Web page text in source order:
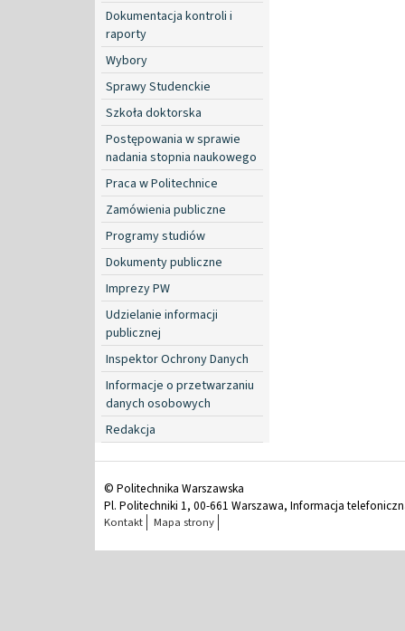
Dokumentacja kontroli i
raporty
Wybory
Sprawy Studenckie
Szkoła doktorska
Postępowania w sprawie
nadania stopnia naukowego
Praca w Politechnice
Zamówienia publiczne
Programy studiów
Dokumenty publiczne
Imprezy PW
Udzielanie informacji
publicznej
Inspektor Ochrony Danych
Informacje o przetwarzaniu
danych osobowych
Redakcja
© Politechnika Warszawska
Pl. Politechniki 1, 00-661 Warszawa, Informacja
Kontakt Mapa strony